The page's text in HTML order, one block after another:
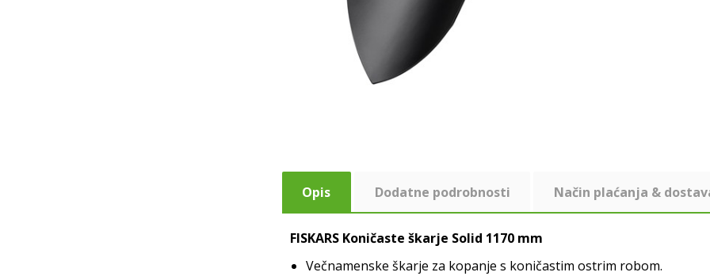
Opis Dodatne podrobnosti Način plaćanja &
FISKARS Koničaste škarje Solid 1170 mm
Večnamenske škarje za kopanje s koničastim ostrim robom.